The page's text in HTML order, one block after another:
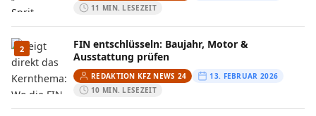
11 MIN. LESEZEIT
2
FIN entschlüsseln: Baujahr, Motor &
Ausstattung prüfen
REDAKTION KFZ NEWS 24
13. FEBRUAR 2026
10 MIN. LESEZEIT